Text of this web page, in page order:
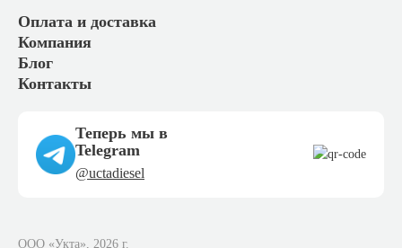
Оплата и доставка
Компания
Блог
Контакты
Теперь мы в
Telegram
@uctadiesel
ООО «Укта», 2026 г.